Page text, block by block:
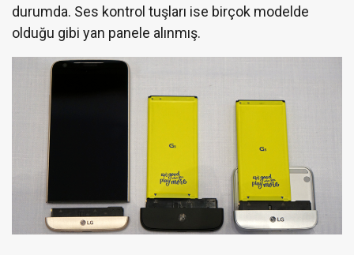
durumda. Ses kontrol tuşları ise birçok modelde
olduğu gibi yan panele alınmış.